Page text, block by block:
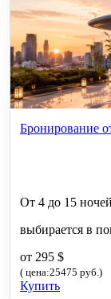
Бронирование
От 4 до 15 ночей
выбирается в
от 295 $
( цена:25475 руб.)
Купить